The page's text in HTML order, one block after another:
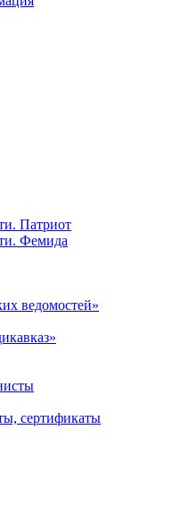
Патриот
Фемида
ведомостей»
сертификаты